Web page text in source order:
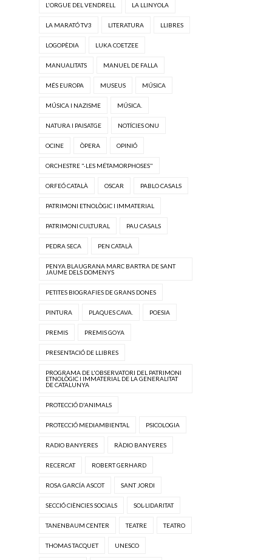
L'ORGUE DEL VENDRELL LA LLINYOLA
LA MARATÓ TV3 LITERATURA LLIBRES
LOGOPÈDIA LUKA COETZEE
MANUALITATS MANUEL DE FALLA
MÉS EUROPA MUSEUS MÚSICA
MÚSICA I NAZISME MÚSICA.
NATURA I PAISATGE NOTÍCIES ONU
OCINE ÒPERA OPINIÓ
ORCHESTRE "·LES MÉTAMORPHOSES"
ORFEÓ CATALÀ OSCAR PABLO CASALS
PATRIMONI ETNOLÒGIC I IMMATERIAL
PATRIMONI CULTURAL PAU CASALS
PEDRA SECA PEN CATALÀ
PENYA BLAUGRANA MARC BARTRA DE SANT
JAUME DELS DOMENYS
PETITES BIOGRAFIES DE GRANS DONES
PINTURA PLAQUES CAVA. POESIA
PREMIS PREMIS GOYA
PRESENTACIÓ DE LLIBRES
PROGRAMA DE L'OBSERVATORI DEL PATRIMONI
ETNOLÒGIC I IMMATERIAL DE LA GENERALITAT
DE CATALUNYA
PROTECCIÓ D'ANIMALS
PROTECCIÓ MEDIAMBIENTAL PSICOLOGIA
RADIO BANYERES RÀDIO BANYERES
RECERCAT ROBERT GERHARD
ROSA GARCÍA ASCOT SANT JORDI
SECCIÓ CIÈNCIES SOCIALS SOL·LIDARITAT
TANENBAUM CENTER TEATRE TEATRO
THOMAS TACQUET UNESCO